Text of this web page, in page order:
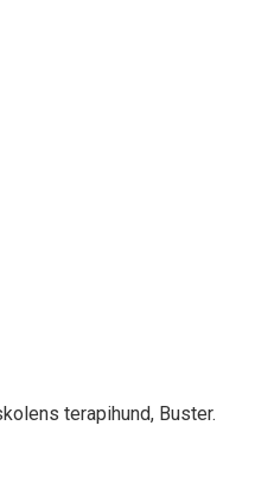
terapihund, Buster.